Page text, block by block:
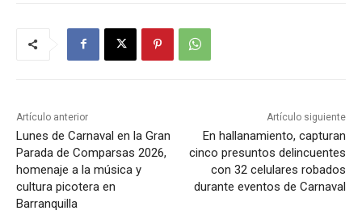
Artículo anterior
Lunes de Carnaval en la Gran
Parada de Comparsas 2026,
homenaje a la música y
cultura picotera en
Barranquilla
Artículo siguiente
En hallanamiento, capturan
cinco presuntos delincuentes
con 32 celulares robados
durante eventos de Carnaval